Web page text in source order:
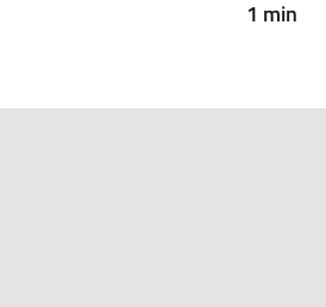
1 min